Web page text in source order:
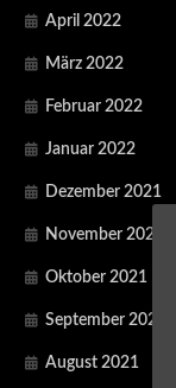
April 2022
März 2022
Februar 2022
Januar 2022
Dezember 2021
November 2021
Oktober 2021
September 2021
August 2021